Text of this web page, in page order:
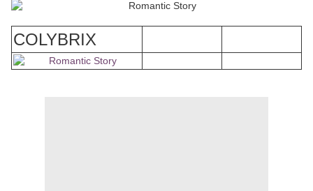
COLYBRIX